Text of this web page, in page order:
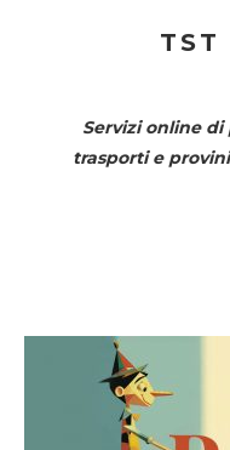
TST
Servizi online
trasporti e